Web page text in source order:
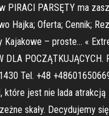
PIRACI PARSĘTY ma
Hajka; Oferta; Cennik;
Kajakowe – proste… «
DLA
Tel. +48
które jest nie lada atrakcją
skały. Decydujemy